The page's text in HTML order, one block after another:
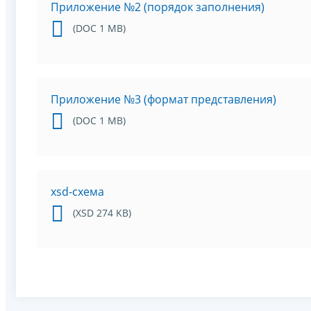
Приложение №2 (порядок заполнения)
(DOC 1 MB)
Приложение №3 (формат представления)
(DOC 1 MB)
xsd-схема
(XSD 274 KB)